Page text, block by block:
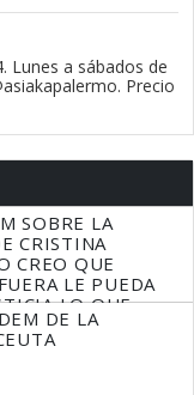
Lunes a sábados de
Precio
SOBRE LA
CRISTINA
CREO QUE
LE PUEDA
LO QUE
DE LA